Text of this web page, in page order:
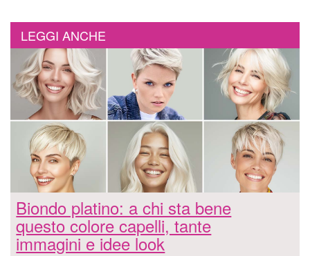
LEGGI ANCHE
Biondo platino: a chi sta bene
questo colore capelli, tante
immagini e idee look